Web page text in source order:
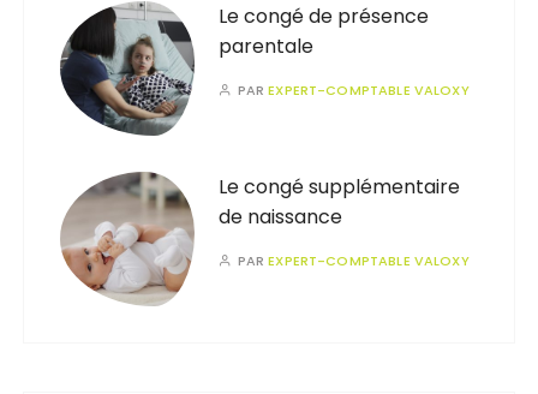
Le congé de présence
parentale
PAREXPERT-COMPTABLE VALOXY
Le congé supplémentaire
de naissance
PAREXPERT-COMPTABLE VALOXY